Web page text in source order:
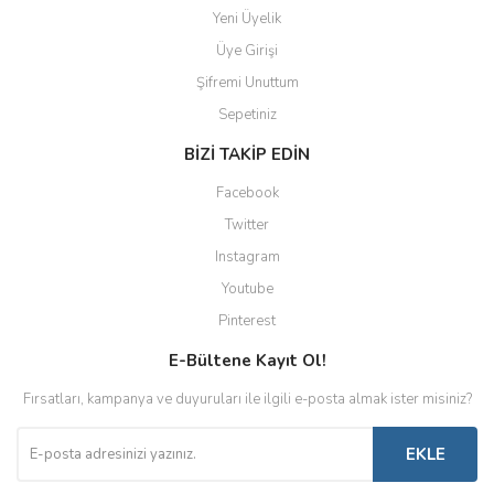
Yeni Üyelik
Üye Girişi
Şifremi Unuttum
Sepetiniz
BİZİ TAKİP EDİN
Facebook
Twitter
Instagram
Youtube
Pinterest
E-Bültene Kayıt Ol!
Fırsatları, kampanya ve duyuruları ile ilgili e-posta almak ister misiniz?
EKLE